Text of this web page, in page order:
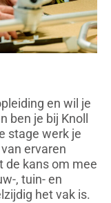
en wil je
ben je bij Knoll
stage werk je
ervaren
de kans om mee
, tuin- en
het vak is.